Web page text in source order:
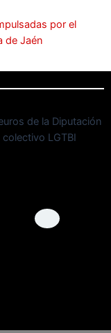
por el
de Jaén